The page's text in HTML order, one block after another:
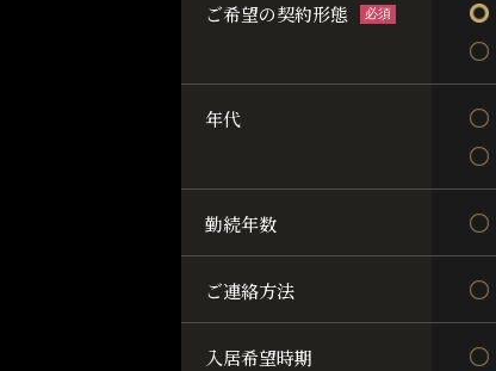
ご希望の契約形態 必須
年代
勤続年数
ご連絡方法
入居希望時期